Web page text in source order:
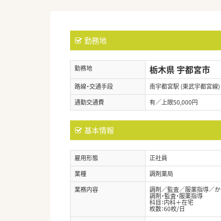
勤務地
勤務地 栃木県 宇都宮市
路線・交通手段
南宇都宮駅 (東武宇都宮線)
通勤交通費
有／上限50,000円
基本情報
雇用形態
正社員
業種
調剤薬局
業務内容
調剤／監査／服薬指導／
調剤・監査・服薬指導
科目：内科＋在宅
枚数：60枚/日